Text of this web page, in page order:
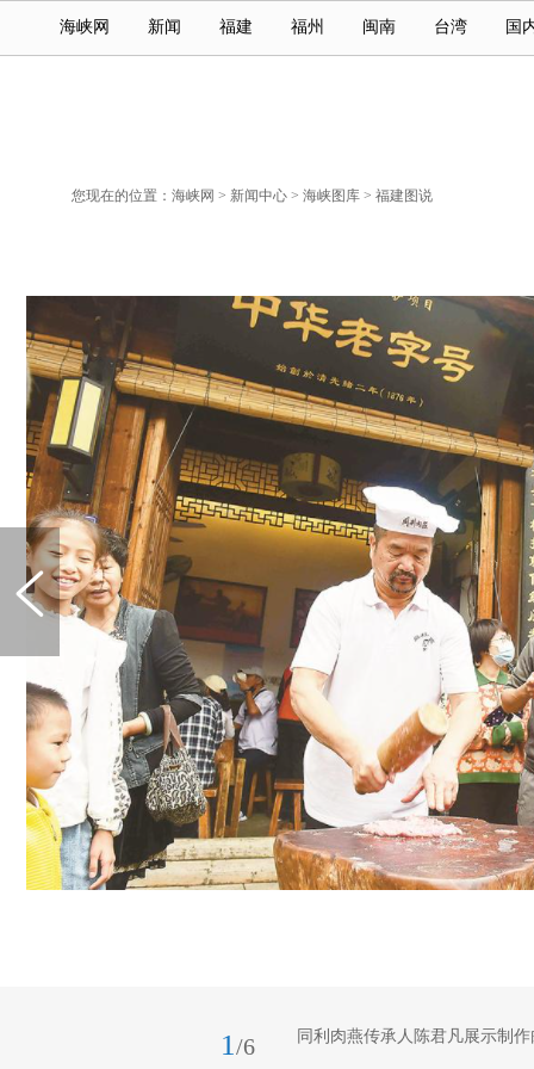
海峡网 新闻 福建 福州 闽南 台湾 国
您现在的位置： 海峡网 > 新闻中心 > 海峡图库 > 福建图说
1 /6 同利肉燕传承人陈君凡展示制